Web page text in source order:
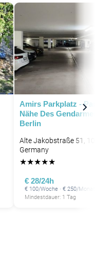
Amirs Parkplatz -
Nähe Des
Berlin
Alte Jakobstraße 51,
Germany
★★★★★
€ 28/24h
€ 100/Woche · € 250/Monat
Mindestdauer: 1 Tag